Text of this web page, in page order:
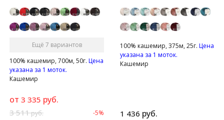
Ещё 7 вариантов
100% кашемир, 700м, 50г. Цена
указана за 1 моток.
Кашемир
от 3 335 руб.
3 511руб. -5%
100% кашемир, 375м, 25г. Цена
указана за 1 моток.
Кашемир
1 436 руб.